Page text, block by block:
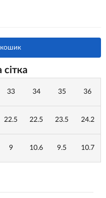
сітка
33 34 35 36
22.5 22.5 23.5 24.2
9 10.6 9.5 10.7